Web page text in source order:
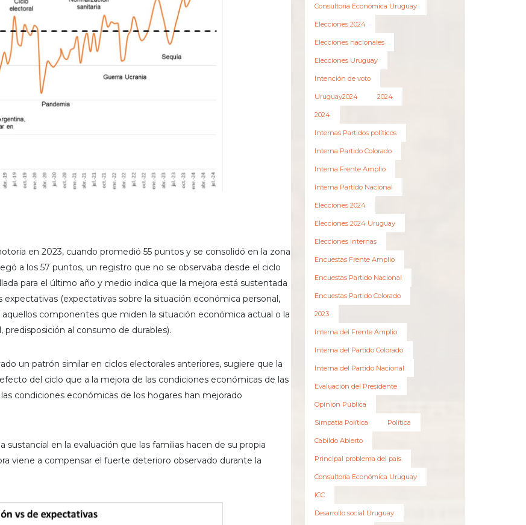
en 2023, cuando promedió 55 puntos y se consolidó en la zona
a los 57 puntos, un registro que no se observaba desde el ciclo
para el último año y medio indica que la mejora está sustentada
(expectativas sobre la situación económica personal,
componentes que miden la situación económica actual o la
al consumo de durables).
un patrón similar en ciclos electorales anteriores, sugiere que la
del ciclo que a la mejora de las condiciones económicas de las
condiciones económicas de los hogares han mejorado
en la evaluación que las familias hacen de su propia
viene a compensar el fuerte deterioro observado durante la
Consultoría Económica Uruguay
Elecciones 2024
Elecciones nacionales
Elecciones Uruguay
Intención de voto
Uruguay2024 2024
2024
Internas Partidos políticos
Interna Partido Colorado
Interna Frente Amplio
Interna Partido Nacional
Elecciones 2024
Elecciones 2024 Uruguay
Elecciones internas
Encuestas Frente Amplio
Encuestas Partido Nacional
Encuestas Partido Colorado
2023
Interna del Frente Amplio
Interna del Partido Colorado
Interna del Partido Nacional
Evaluación del Presidente
Opinión Pública
Simpatía Política Política
Cabildo Abierto
Principal problema del país
Consultoría Económica Uruguay
ICC
Desarrollo social Uruguay